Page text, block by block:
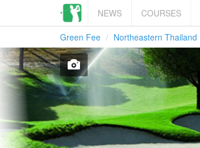
NEWS COURSES
Green Fee Northeastern Thailand